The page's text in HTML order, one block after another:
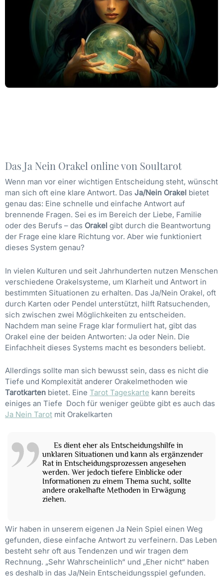
Das Ja Nein Orakel online von Soultarot
Wenn man vor einer wichtigen Entscheidung steht, wünscht
man sich oft eine klare Antwort. Das Ja/Nein Orakel bietet
genau das: Eine schnelle und einfache Antwort auf
brennende Fragen. Sei es im Bereich der Liebe, Familie
oder des Berufs – das Orakel gibt durch die Beantwortung
der Frage eine klare Richtung vor. Aber wie funktioniert
dieses System genau?
In vielen Kulturen und seit Jahrhunderten nutzen Menschen
verschiedene Orakelsysteme, um Klarheit und Antwort in
bestimmten Situationen zu erhalten. Das Ja/Nein Orakel, oft
durch Karten oder Pendel unterstützt, hilft Ratsuchenden,
sich zwischen zwei Möglichkeiten zu entscheiden.
Nachdem man seine Frage klar formuliert hat, gibt das
Orakel eine der beiden Antworten: Ja oder Nein. Die
Einfachheit dieses Systems macht es besonders beliebt.
Allerdings sollte man sich bewusst sein, dass es nicht die
Tiefe und Komplexität anderer Orakelmethoden wie
Tarotkarten bietet. Eine Tarot Tageskarte kann bereits
einiges an Tiefe Doch für weniger geübte gibt es auch das
Ja Nein Tarot mit Orakelkarten
Es dient eher als Entscheidungshilfe in
unklaren Situationen und kann als ergänzender
Rat in Entscheidungsprozessen angesehen
werden. Wer jedoch tiefere Einblicke oder
Informationen zu einem Thema sucht, sollte
andere orakelhafte Methoden in Erwägung
ziehen.
Wir haben in unserem eigenen Ja Nein Spiel einen Weg
gefunden, diese einfache Antwort zu verfeinern. Das Leben
besteht sehr oft aus Tendenzen und wir tragen dem
Rechnung. „Sehr Wahrscheinlich“ und „Eher nicht“ haben
es deshalb in das Ja/Nein Entscheidungsspiel gefunden.